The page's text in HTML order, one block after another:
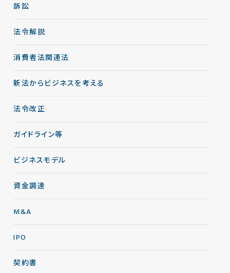
訴訟
法令解説
消費者法関連法
新法からビジネスを考える
法令改正
ガイドライン等
ビジネスモデル
資金調達
M&A
IPO
契約書